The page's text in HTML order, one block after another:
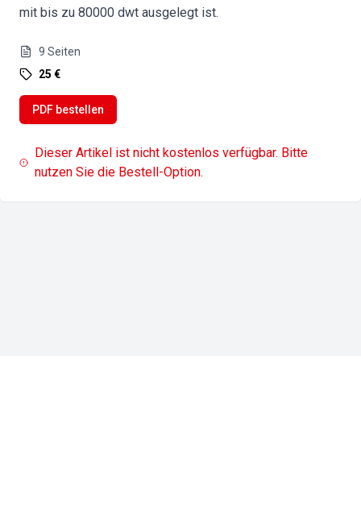
mit bis zu 80000 dwt ausgelegt ist.
9 Seiten
25 €
PDF bestellen
Dieser Artikel ist nicht kostenlos verfügbar. Bitte
nutzen Sie die Bestell-Option.